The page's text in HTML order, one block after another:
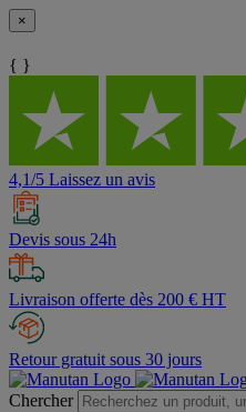
×
{ }
4,1/5 Laissez un avis
Devis sous 24h
Livraison offerte dès 200 € HT
Retour gratuit sous 30 jours
Chercher